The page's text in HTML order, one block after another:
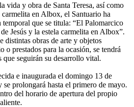
vida y obra de Santa Teresa, así como
en Albox, el Santuario ha
que se titula: “El Palomarcico
Jesús y la estela carmelita en Albox”.
distintas obras de arte y objetos
o prestados para la ocasión, se tendrá
que seguirán su desarrollo vital.
e inaugurada el domingo 13 de
se prolongará hasta el primero de mayo.
del horario de apertura del propio